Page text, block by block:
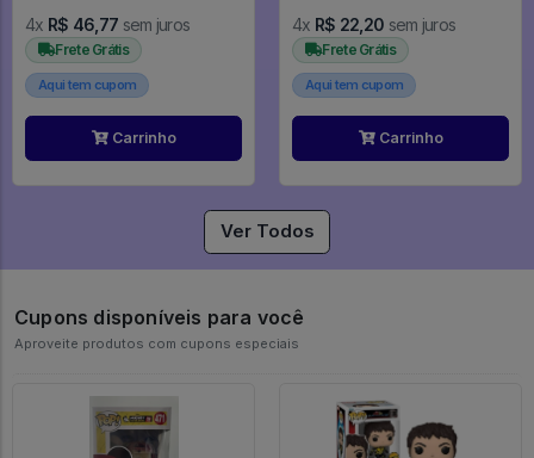
4x R$ 46,77 sem juros
Frete Grátis
Aqui tem cupom
Carrinho
4x R$ 22,20 sem juros
Frete Grátis
Aqui tem cupom
Carrinho
Ver Todos
Cupons disponíveis para você
Aproveite produtos com cupons especiais